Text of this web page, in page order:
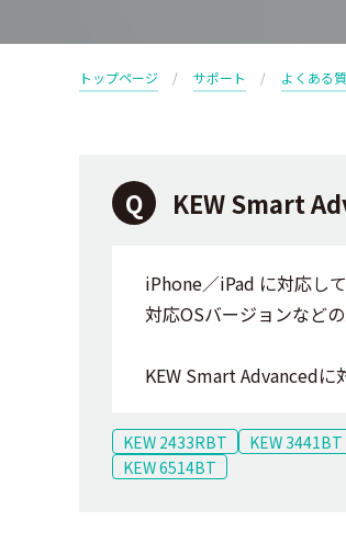
トップページ サポート よくある
KEW Smart
iPhone／iPad に対応して
対応OSバージョンなど
KEW Smart Advancedに
KEW 2433RBT KEW 3441BT
KEW 6514BT